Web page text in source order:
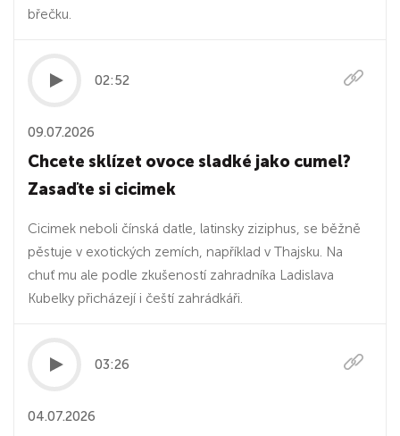
břečku.
02:52
09.07.2026
Chcete sklízet ovoce sladké jako cumel?
Zasaďte si cicimek
Cicimek neboli čínská datle, latinsky ziziphus, se běžně
pěstuje v exotických zemích, například v Thajsku. Na
chuť mu ale podle zkušeností zahradníka Ladislava
Kubelky přicházejí i čeští zahrádkáři.
03:26
04.07.2026